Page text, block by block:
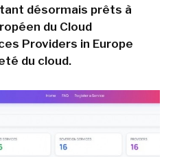
désormais prêts à
du Cloud
Providers in Europe
du cloud.